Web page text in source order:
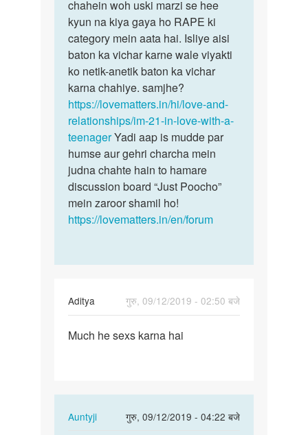
sal
ki
h
aaur…
by
krishan
bhee
nahi…
chahein woh uski marzi se hee
kyun na kiya gaya ho RAPE ki
category mein aata hai. Isliye aisi
baton ka vichar karne wale viyakti
ko netik-anetik baton ka vichar
karna chahiye. samjhe?
https://lovematters.in/hi/love-and-
relationships/im-21-in-love-with-a-
teenagerYadi aap is mudde par
humse aur gehri charcha mein
judna chahte hain to hamare
discussion board “Just Poocho”
mein zaroor shamil ho!
https://lovematters.in/en/forum
Aditya
गुरु, 09/12/2019 - 02:50 बजे
Much
Much he sexs karna hai
Auntyji
गुरु, 09/12/2019 - 04:22 बजे
In